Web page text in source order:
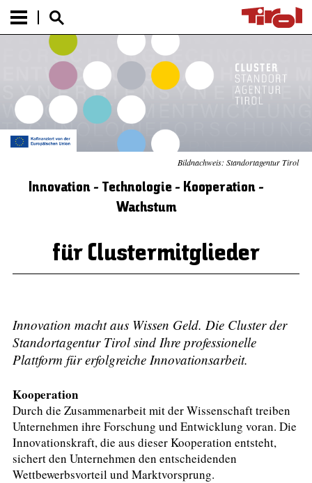
Bildnachweis: Standortagentur Tirol
Innovation - Technologie - Kooperation -
Wachstum
für Clustermitglieder
Innovation macht aus Wissen Geld. Die Cluster der
Standortagentur Tirol sind Ihre professionelle
Plattform für erfolgreiche Innovationsarbeit.
Kooperation
Durch die Zusammenarbeit mit der Wissenschaft treiben
Unternehmen ihre Forschung und Entwicklung voran. Die
Innovationskraft, die aus dieser Kooperation entsteht,
sichert den Unternehmen den entscheidenden
Wettbewerbsvorteil und Marktvorsprung.